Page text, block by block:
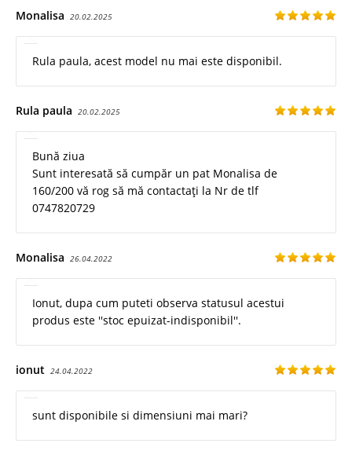
Monalisa 20.02.2025
Rula paula, acest model nu mai este disponibil.
Rula paula 20.02.2025
Bună ziua
Sunt interesată să cumpăr un pat Monalisa de
160/200 vă rog să mă contactați la Nr de tlf
0747820729
Monalisa 26.04.2022
Ionut, dupa cum puteti observa statusul acestui
produs este ''stoc epuizat-indisponibil''.
ionut 24.04.2022
sunt disponibile si dimensiuni mai mari?